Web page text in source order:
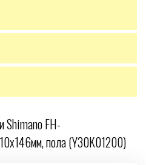
Shimano FH-
пола (Y30K01200)